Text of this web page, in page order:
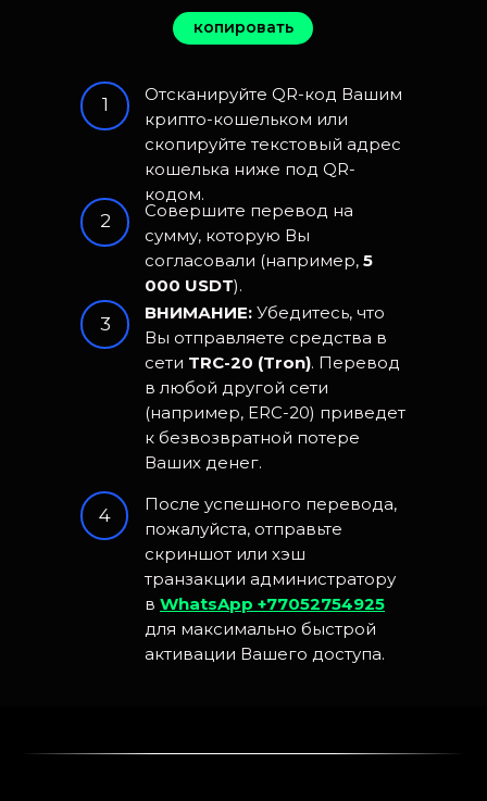
Отсканируйте QR-код Вашим
крипто-кошельком или
скопируйте текстовый адрес
кошелька ниже под QR-
кодом.
Совершите перевод на
сумму, которую Вы
согласовали (например, 5
000 USDT).
ВНИМАНИЕ: Убедитесь, что
Вы отправляете средства в
сети TRC-20 (Tron). Перевод
в любой другой сети
(например, ERC-20) приведет
к безвозвратной потере
Ваших денег.
1
2
3
4
После успешного перевода,
пожалуйста, отправьте
скриншот или хэш
транзакции администратору
в WhatsApp +77052754925
для максимально быстрой
активации Вашего доступа.
копировать